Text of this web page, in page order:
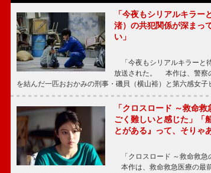
「今夜もシリアルキラ
渚）の共犯関係が深まっ
い」
「今夜もシリアルキラーと
放送された。 本作は、警察
を結んだ一匹おおかみの刑事・磯貝（横山裕）と第六感女
「クロスロード ～救命
ごく難しいと感じた」「
とがある』って、そりゃ
「クロスロード ～救命救急
本作は、救命救急医療の最